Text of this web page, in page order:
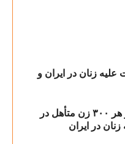
زنان در ایران و
۳۰۰ زن متأهل در
در ایران